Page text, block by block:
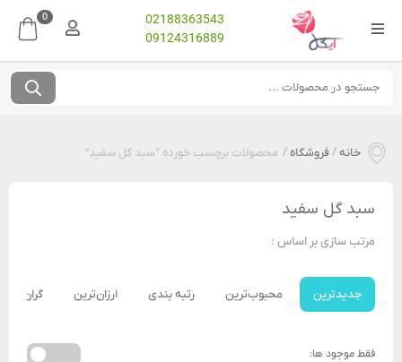
02188363543
09124316889
0
خانه/فروشگاه/ محصولات برچسب خورده “سبد گل سفید”
سبد گل سفید
مرتب سازی بر اساس :
جدیدترین محبوب‌ترین رتبه بندی ارزان‌ترین گران‌ترین
فقط موجود ها: